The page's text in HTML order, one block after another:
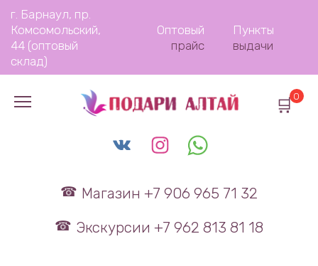
Перейти
содержанию
г. Барнаул, пр.
Комсомольский,
44 (оптовый
склад)
Оптовый
прайс
Пункты
выдачи
Магазин +7 906 965 71 32
Экскурсии +7 962 813 81 18
0